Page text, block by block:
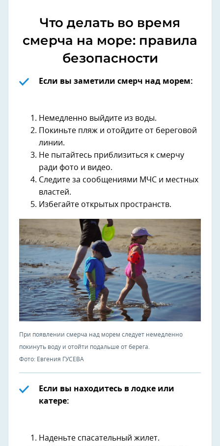
Что делать во время
смерча на море: правила
безопасности
Если вы заметили смерч над морем:
Немедленно выйдите из воды.
Покиньте пляж и отойдите от береговой
линии.
Не пытайтесь приблизиться к смерчу
ради фото и видео.
Следите за сообщениями МЧС и местных
властей.
Избегайте открытых пространств.
При появлении смерча над морем следует немедленно
покинуть воду и отойти подальше от берега.
Фото: Евгения ГУСЕВА
Если вы находитесь в лодке или
катере:
Наденьте спасательный жилет.